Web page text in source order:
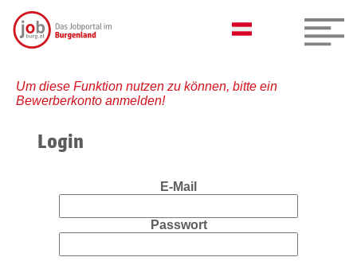
Um diese Funktion nutzen zu können, bitte ein
Bewerberkonto anmelden!
Login
E-Mail
Passwort